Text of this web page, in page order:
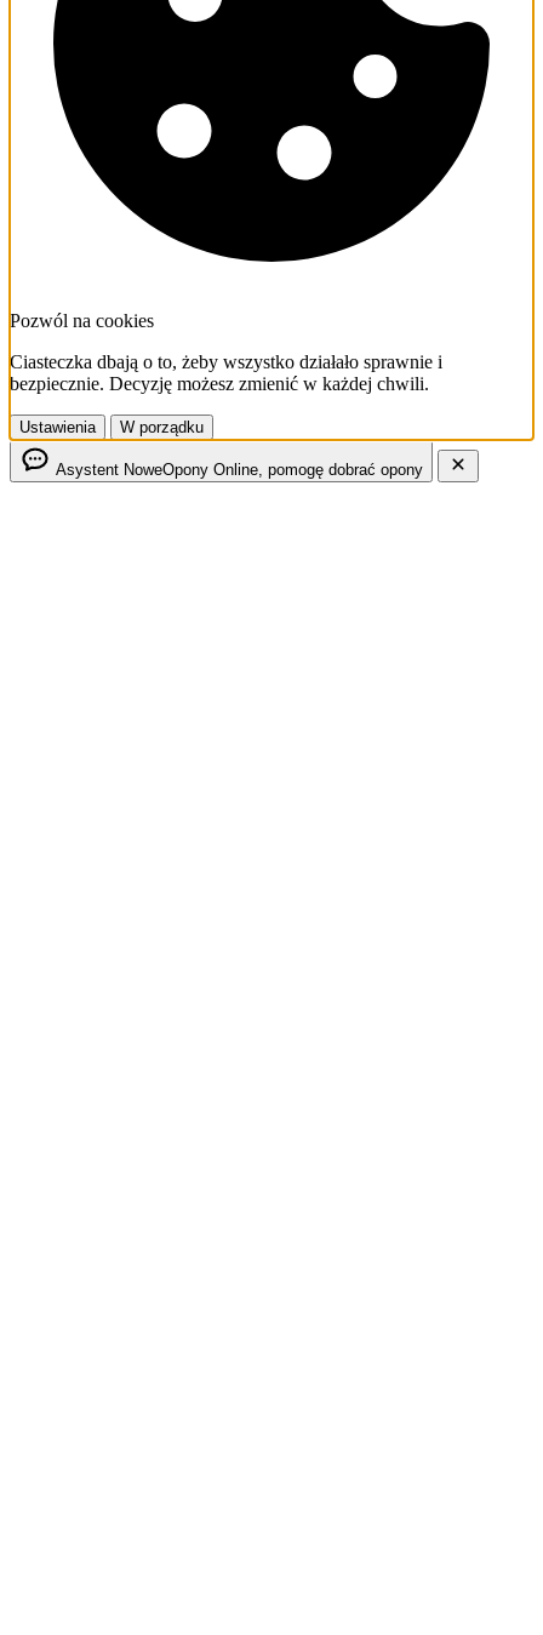
Pozwól na cookies
Ciasteczka dbają o to, żeby wszystko działało sprawnie i
bezpiecznie. Decyzję możesz zmienić w każdej chwili.
Ustawienia W porządku
Asystent NoweOpony Online, pomogę dobrać opony